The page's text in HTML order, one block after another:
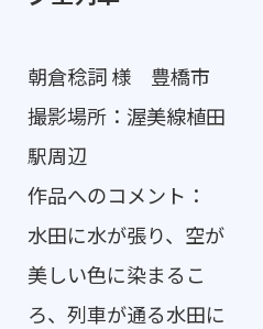
朝倉稔詞 様 豊橋市
撮影場所：渥美線植田
駅周辺
作品へのコメント：
水田に水が張り、空が
美しい色に染まるこ
ろ、列車が通る水田に